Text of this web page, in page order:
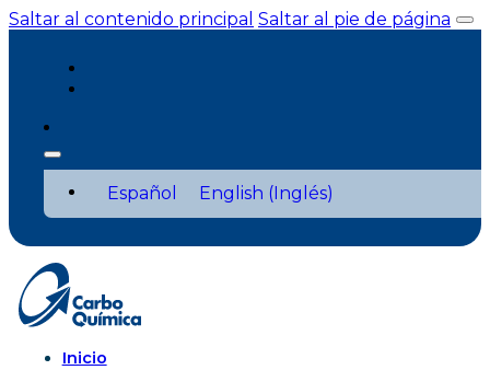
Saltar al contenido principal Saltar al pie de página
Español English (Inglés)
Inicio